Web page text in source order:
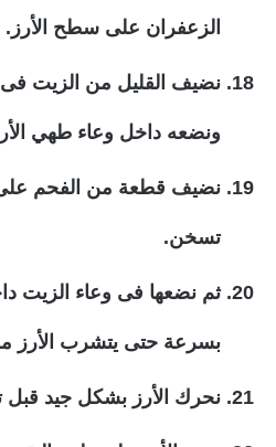
الزعفران على سطح الأرز.
نضيف القليل من الزيت
ونضعه داخل وعاء طهي
نضيف قطعة من الفحم على
تسخن.
ثم نضعها فى وعاء الزيت
بسرعة حتى يتشرب الأرز
نحرك الأرز بشكل جيد قبل